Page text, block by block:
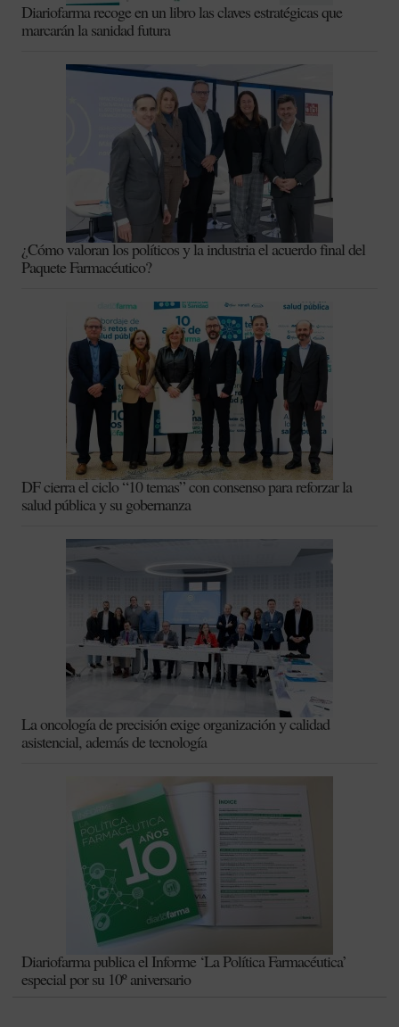
Diariofarma recoge en un libro las claves estratégicas que
marcarán la sanidad futura
¿Cómo valoran los políticos y la industria el acuerdo final del
Paquete Farmacéutico?
DF cierra el ciclo “10 temas” con consenso para reforzar la
salud pública y su gobernanza
La oncología de precisión exige organización y calidad
asistencial, además de tecnología
Diariofarma publica el Informe ‘La Política Farmacéutica’
especial por su 10º aniversario